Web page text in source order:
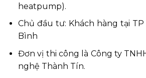
heatpump).
Chủ đầu tư: Khách hàng tại
Bình
Đơn vị thi công là Công ty
nghệ Thành Tín.